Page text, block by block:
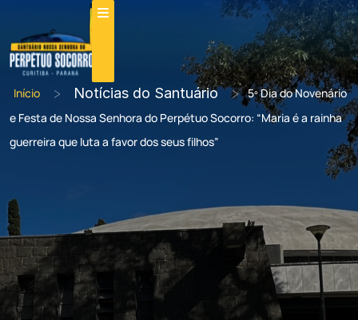
Início > Notícias do Santuário > 5º Dia do Novenário
e Festa de Nossa Senhora do Perpétuo Socorro: “Maria é a rainha
guerreira que luta a favor dos seus filhos”